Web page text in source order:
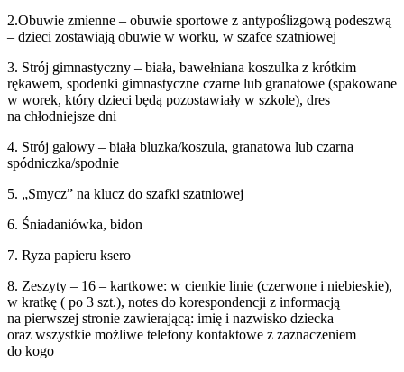
2.Obuwie zmienne – obuwie sportowe z antypoślizgową podeszwą
– dzieci zostawiają obuwie w worku, w szafce szatniowej
3. Strój gimnastyczny – biała, bawełniana koszulka z krótkim
rękawem, spodenki gimnastyczne czarne lub granatowe (spakowane
w worek, który dzieci będą pozostawiały w szkole), dres
na chłodniejsze dni
4. Strój galowy – biała bluzka/koszula, granatowa lub czarna
spódniczka/spodnie
5. „Smycz” na klucz do szafki szatniowej
6. Śniadaniówka, bidon
7. Ryza papieru ksero
8. Zeszyty – 16 – kartkowe: w cienkie linie (czerwone i niebieskie),
w kratkę ( po 3 szt.), notes do korespondencji z informacją
na pierwszej stronie zawierającą: imię i nazwisko dziecka
oraz wszystkie możliwe telefony kontaktowe z zaznaczeniem
do kogo